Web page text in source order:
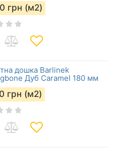
грн (м2)
дошка Barlinek
Дуб Caramel 180 мм
грн (м2)